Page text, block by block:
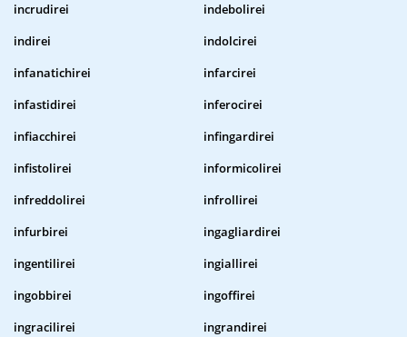
incrudirei
indebolirei
indirei
indolcirei
infanatichirei
infarcirei
infastidirei
inferocirei
infiacchirei
infingardirei
infistolirei
informicolirei
infreddolirei
infrollirei
infurbirei
ingagliardirei
ingentilirei
ingiallirei
ingobbirei
ingoffirei
ingracilirei
ingrandirei